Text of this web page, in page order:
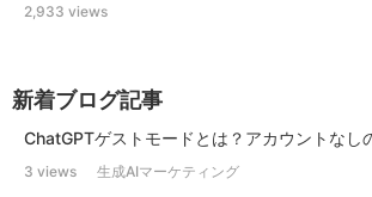
2,933 views
新着ブログ記事
ChatGPTゲストモードとは？アカウントなし
3 views 生成AIマーケティング